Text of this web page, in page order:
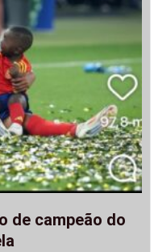
de campeão do